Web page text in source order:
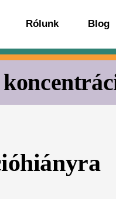
Rólunk Blog